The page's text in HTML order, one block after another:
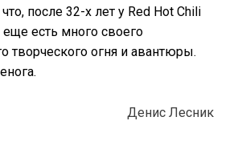
после 32-х лет у Red Hot Chili
есть много своего
творческого огня и авантюры.
Денис Лесник